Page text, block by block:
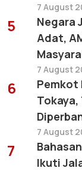
7 August
5
Negara
Adat,
7 August
6
Pemkot
Tokaya,
7 August
7
Ikuti